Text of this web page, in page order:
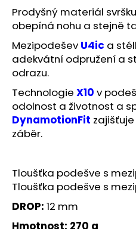
Prodyšný materiál svršku
obepíná nohu a stejně
Mezipodešev U4ic a
adekvátní odpružení a
odrazu.
Technologie X10 v
odolnost a životnost a
DynamotionFit
záběr.
Tloušťka podešve s
Tloušťka podešve s
DROP: 12 mm
Hmotnost: 270 g
Původně:
3
000
Kč